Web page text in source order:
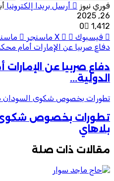
نيوز أرسل بريدا إلكترونيا أبريل
26,
0
فيسبوك
‫X ماسنجر
صربيا عن الإمارات أمام
صربيا عن الإمارات
بخصوص شكوى السودان ضد
بخصوص شكوى
ذات صلة